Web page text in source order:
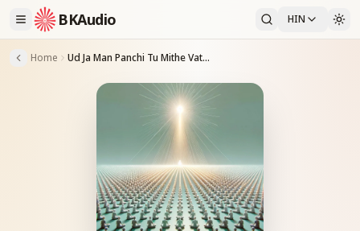
BKAudio HIN
Home Ud Ja Man Panchi Tu Mithe Vatan